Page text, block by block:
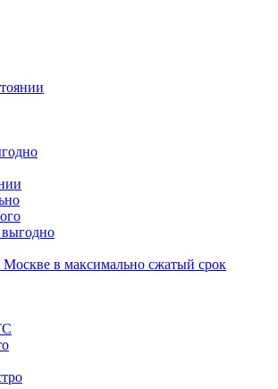
в максимально сжатый срок